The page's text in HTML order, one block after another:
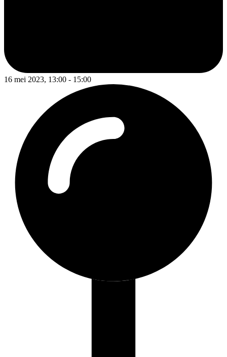
16 mei 2023, 13:00 - 15:00